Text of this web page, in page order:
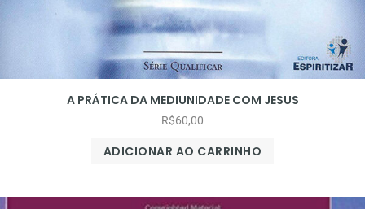
A PRÁTICA DA MEDIUNIDADE COM JESUS
R$60,00
ADICIONAR AO CARRINHO